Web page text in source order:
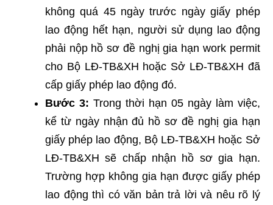
không quá 45 ngày trước ngày giấy phép
lao động hết hạn, người sử dụng lao động
phải nộp hồ sơ đề nghị gia hạn work permit
cho Bộ LĐ-TB&XH hoặc Sở LĐ-TB&XH đã
cấp giấy phép lao động đó.
Bước 3: Trong thời hạn 05 ngày làm việc,
kể từ ngày nhận đủ hồ sơ đề nghị gia hạn
giấy phép lao động, Bộ LĐ-TB&XH hoặc Sở
LĐ-TB&XH sẽ chấp nhận hồ sơ gia hạn.
Trường hợp không gia hạn được giấy phép
lao động thì có văn bản trả lời và nêu rõ lý